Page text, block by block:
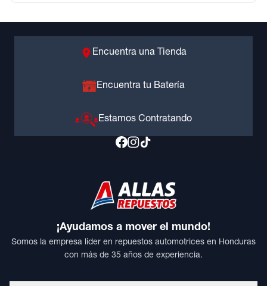
Encuentra una Tienda
Encuentra tu Batería
Estamos Contratando
¡Ayudamos a mover el mundo!
Somos la empresa líder en repuestos automotrices en Honduras
con más de 35 años de experiencia.